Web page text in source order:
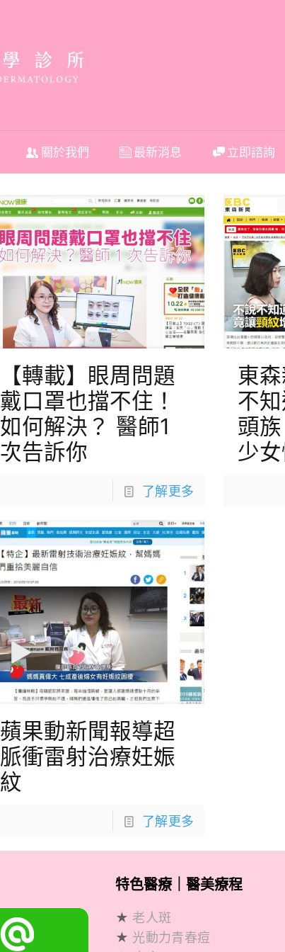
關於我們 最新消息 立即諮詢
【轉載】眼周問題
戴口罩也擋不住！
如何解決？ 醫師1
次告訴你
了解更多
東
不
頭
少
蘋果動新聞報導超
脈衝雷射治療妊娠
紋
了解更多
特色醫療｜醫美療程
★ 老人斑
★ 光動力青春痘